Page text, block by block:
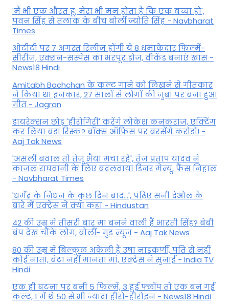
'मैं भी एक औरत हूं, मेरा भी मन होता है कि एक बच्चा हो',
पवन सिंह से तलाक के बीच बोलीं ज्योति सिंह - Navbharat
Times
ओटीटी पर 7 अगस्त रिलीज होंगी ये 8 धमाकेदार फिल्में-
सीरीज, एक्शन-सस्पेंस का भरपूर डोज, वीकेंड बनाएं खास -
News18 Hindi
Amitabh Bachchan के कल्ट गाने को लिखने से गीतकार
ने किया था इनकार, 27 सालों से लोगों की जुबां पर बना हुआ
गीत - Jagran
डायरेक्शन छोड़ 'हीरोगिरी' करेंगे लोकेश कनकराज, एक्टिंग
कर लिया बड़ा रिस्क? बॉक्स ऑफिस पर बरसेंगे करोड़ों! -
Aaj Tak News
'असली बवाल तो तेजू भैया मचा रहे', तेज प्रताप यादव ने
काजल राघवानी के लिए बदलवाया डिनर मेन्यू, फैंस न‍िहाल
- Navbharat Times
'धर्मेंद्र के निधन के कुछ दिन बाद...', पढ़िए सनी देओल के
बारे में एक्ट्रेस ने क्या कहा - Hindustan
42 की उम्र में तीसरी बार मां बनने वाली हैं भारती सिंह? बेबी
बंप देख चौंके लोग, बोलीं- गुड न्यूज - Aaj Tak News
80 की उम्र में बिल्कुल अकेली हैं उषा नाडकर्णी, पति से नहीं
कोई नाता, बेटा नहीं मानता मां, एक्ट्रेस ने सुनाई - India TV
Hindi
एक ही घटना पर बनी 5 फिल्में, 3 हुईं फ्लॉप तो एक बन गई
कल्ट, 1 में थे 50 से भी ज्यादा हीरो-हीरोइन - News18 Hindi